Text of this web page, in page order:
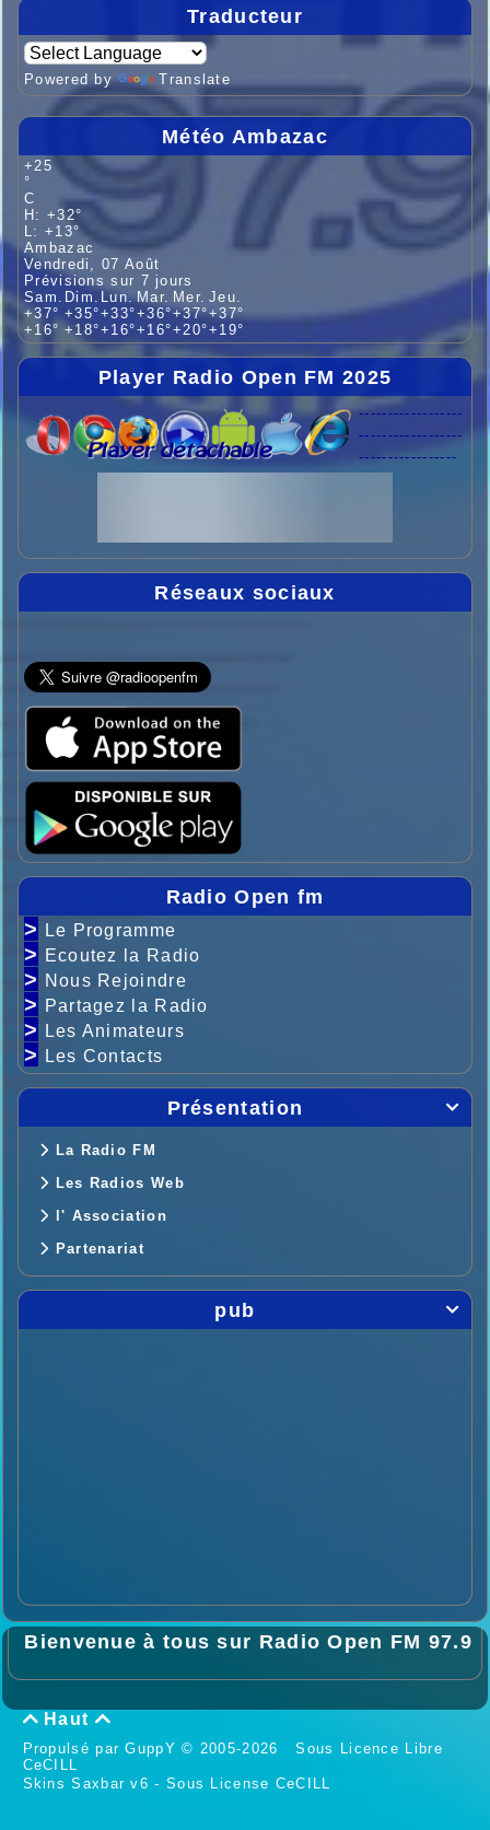
Traducteur
Powered by Translate
Météo Ambazac
+25
°
C
H: +32°
L: + 13°
Ambazac
Vendredi, 07 Août
Prévisions sur 7 jours
Sam. Dim. Lun. Mar. Mer. Jeu.
+37° +35°+33°+36°+37°+37°
+ 16° +18°+ 16°+ 16°+20°+ 19°
Player Radio Open FM 2025
------------------
------------------
-----------------
Réseaux sociaux
Radio Open fm
> Le Programme
> Ecoutez la Radio
> Nous Rejoindre
> Partagez la Radio
> Les Animateurs
> Les Contacts

Présentation
La Radio FM
Les Radios Web
l' Association
Partenariat

pub
Bienvenue à tous sur Radio Open FM 97.9
Haut 
Propulsé par GuppY© 2005-2026
Sous Licence Libre
CeCILL
Skins Saxbar v6 - Sous License CeCILL